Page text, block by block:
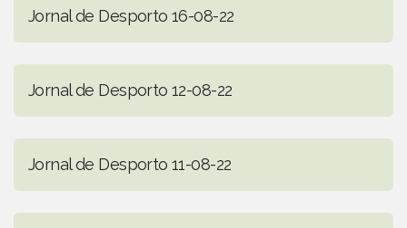
Jornal de Desporto 16-08-22
Jornal de Desporto 12-08-22
Jornal de Desporto 11-08-22